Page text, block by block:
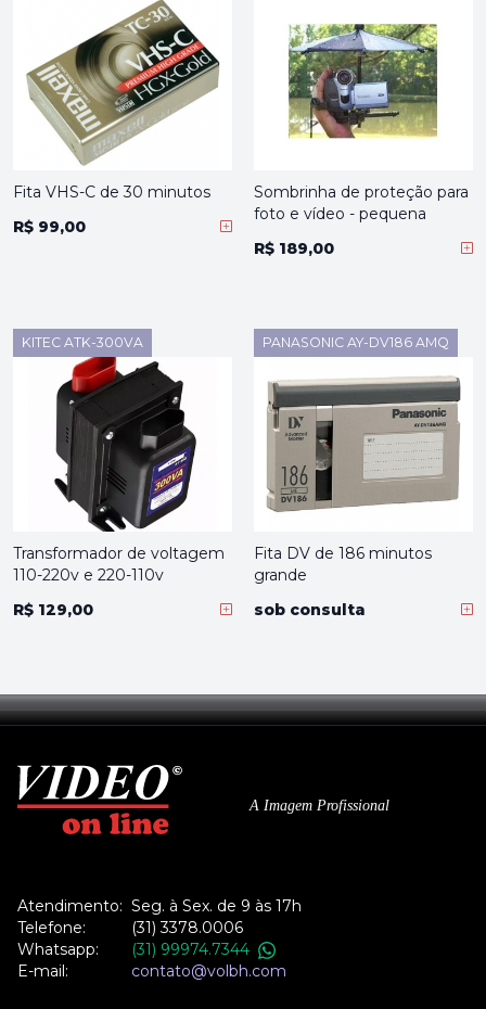
Fita VHS-C de 30 minutos
R$ 99,00
Sombrinha de proteção para
foto e vídeo - pequena
R$ 189,00
KITEC ATK-300VA
Transformador de voltagem
110-220v e 220-110v
R$ 129,00
PANASONIC AY-DV186 AMQ
Fita DV de 186 minutos
grande
sob consulta
A Imagem Profissional
Atendimento: Seg. à Sex. de 9 às 17h
Telefone:
(31) 3378.0006
Whatsapp:
(31) 99974.7344
E-mail:
contato@volbh.com